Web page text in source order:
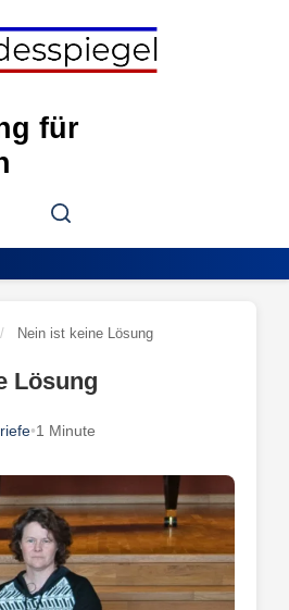
für
Search
/ Nein ist keine Lösung
Lösung
•1 Minute